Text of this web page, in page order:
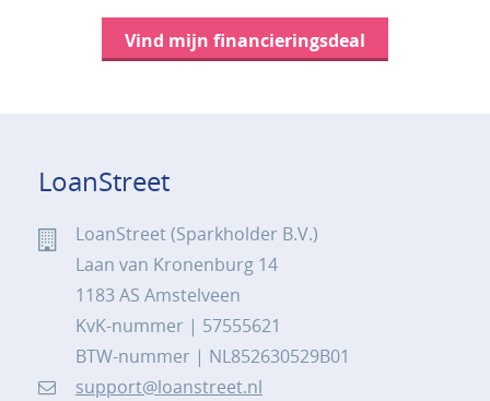
Vind mijn financieringsdeal
LoanStreet
LoanStreet (Sparkholder B.V.)
Laan van Kronenburg 14
1183 AS Amstelveen
KvK-nummer | 57555621
BTW-nummer | NL852630529B01
support@loanstreet.nl